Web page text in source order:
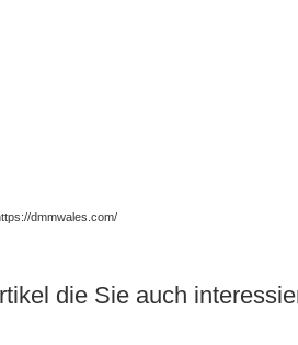
dmmwales.com/
die Sie auch